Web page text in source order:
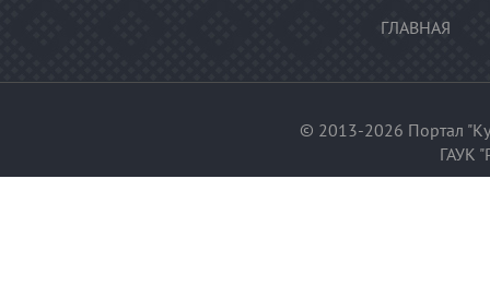
ГЛАВНАЯ
© 2013-2026 Портал
ГАУК